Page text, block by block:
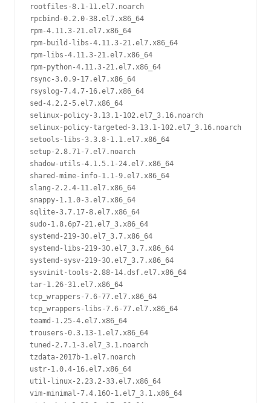
rootfiles-8.1-11.el7.noarch
rpcbind-0.2.0-38.el7.x86_64
rpm-4.11.3-21.el7.x86_64
rpm-build-libs-4.11.3-21.el7.x86_64
rpm-libs-4.11.3-21.el7.x86_64
rpm-python-4.11.3-21.el7.x86_64
rsync-3.0.9-17.el7.x86_64
rsyslog-7.4.7-16.el7.x86_64
sed-4.2.2-5.el7.x86_64
selinux-policy-3.13.1-102.el7_3.16.noarch
selinux-policy-targeted-3.13.1-102.el7_3.16.noarch
setools-libs-3.3.8-1.1.el7.x86_64
setup-2.8.71-7.el7.noarch
shadow-utils-4.1.5.1-24.el7.x86_64
shared-mime-info-1.1-9.el7.x86_64
slang-2.2.4-11.el7.x86_64
snappy-1.1.0-3.el7.x86_64
sqlite-3.7.17-8.el7.x86_64
sudo-1.8.6p7-21.el7_3.x86_64
systemd-219-30.el7_3.7.x86_64
systemd-libs-219-30.el7_3.7.x86_64
systemd-sysv-219-30.el7_3.7.x86_64
sysvinit-tools-2.88-14.dsf.el7.x86_64
tar-1.26-31.el7.x86_64
tcp_wrappers-7.6-77.el7.x86_64
tcp_wrappers-libs-7.6-77.el7.x86_64
teamd-1.25-4.el7.x86_64
trousers-0.3.13-1.el7.x86_64
tuned-2.7.1-3.el7_3.1.noarch
tzdata-2017b-1.el7.noarch
ustr-1.0.4-16.el7.x86_64
util-linux-2.23.2-33.el7.x86_64
vim-minimal-7.4.160-1.el7_3.1.x86_64